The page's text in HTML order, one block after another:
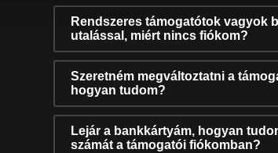
Rendszeres támogatótok vagyok
utalással, miért nincs fiókom?
Szeretném megváltoztatni a
hogyan tudom?
Lejár a bankkártyám, hogyan
számát a támogatói fiókomban?